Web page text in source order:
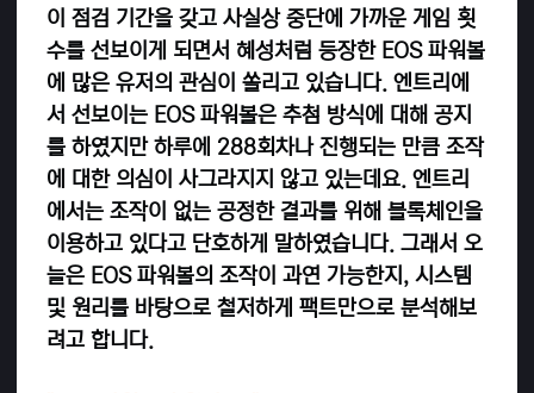
이 점검 기간을 갖고 사실상 중단에 가까운 게임 횟
수를 선보이게 되면서 혜성처럼 등장한 EOS 파워볼
에 많은 유저의 관심이 쏠리고 있습니다. 엔트리에
서 선보이는 EOS 파워볼은 추첨 방식에 대해 공지
를 하였지만 하루에 288회차나 진행되는 만큼 조작
에 대한 의심이 사그라지지 않고 있는데요. 엔트리
에서는 조작이 없는 공정한 결과를 위해 블록체인을
이용하고 있다고 단호하게 말하였습니다. 그래서 오
늘은 EOS 파워볼의 조작이 과연 가능한지, 시스템
및 원리를 바탕으로 철저하게 팩트만으로 분석해보
려고 합니다.